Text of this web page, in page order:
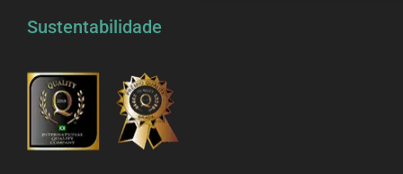
Sustentabilidade